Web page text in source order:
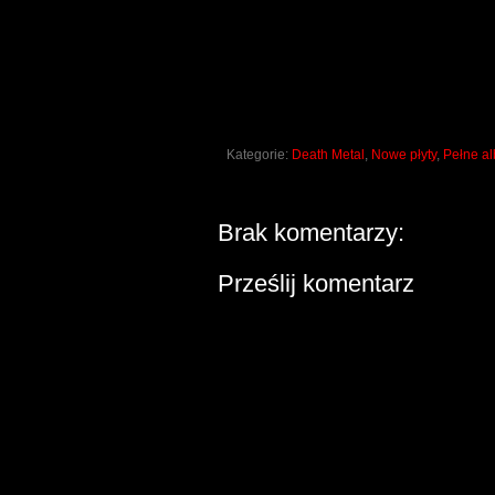
Kategorie: Death Metal Nowe płyty, Pełne
Brak komentarzy:
Prześlij komentarz